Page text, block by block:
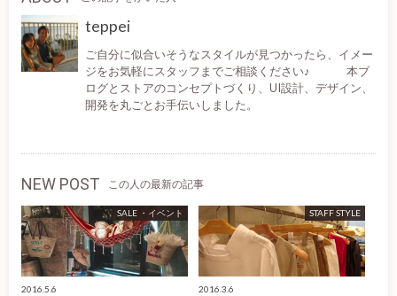
teppei
ご自分に似合いそうなスタイルが見つかったら、イメー
ジをお気軽にスタッフまでご相談ください♪ 本ブ
ログとストアのコンセプトづくり、UI設計、デザイン、
開発を丸ごとお手伝いしました。
NEW POST この人の最新の記事
SALE ・イベント
2016.5.6
STAFF STYLE
2016.3.6